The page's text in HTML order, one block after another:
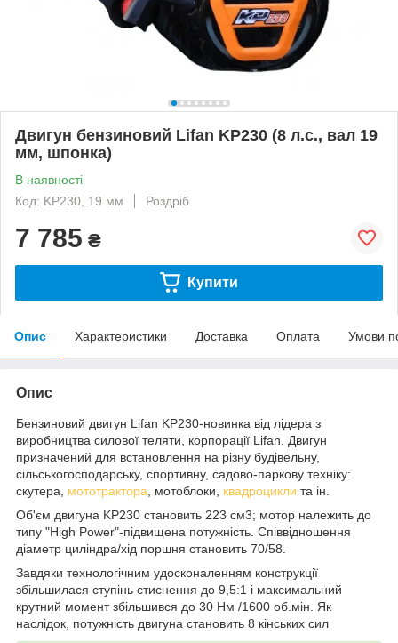
Двигун бензиновий Lifan KP230 (8 л.с., вал 19
мм, шпонка)
В наявності
Код: KP230, 19 мм
Роздріб
7 785 ₴
Купити
Опис Характеристики Доставка Оплата Умови
Опис
Бензиновий двигун Lifan KP230-новинка від лідера з
виробництва силової теляти, корпорації Lifan. Двигун
призначений для встановлення на різну будівельну,
сільськогосподарську, спортивну, садово-паркову техніку:
скутера, мототрактора , мотоблоки, квадроцикли та ін.
Об'єм двигуна KP230 становить 223 см3; мотор належить до
типу "High Power"-підвищена потужність. Співвідношення
діаметр циліндра/хід поршня становить 70/58.
Завдяки технологічним удосконаленням конструкції
збільшилася ступінь стиснення до 9,5:1 і максимальний
крутний момент збільшився до 30 Нм /1600 об.мін. Як
наслідок, потужність двигуна становить 8 кінських сил